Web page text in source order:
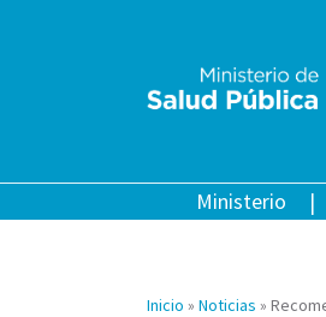
Ministerio
Inicio » Noticias »